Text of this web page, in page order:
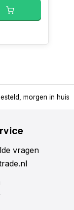
morgen in huis
vragen